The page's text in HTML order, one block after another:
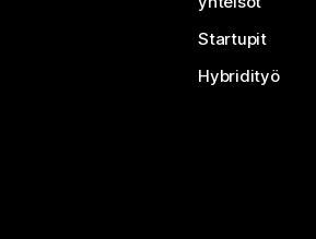
Startupit
Hybridityö